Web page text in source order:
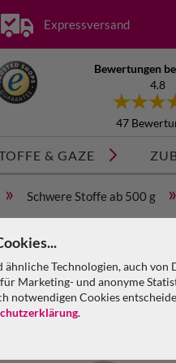
ähnliche Technologien, auch
Marketing- und anonyme
notwendigen Cookies
.
Expressversand
Bewertungen
4.8
47
& GAZE
» Schwere Stoffe ab 500 g »